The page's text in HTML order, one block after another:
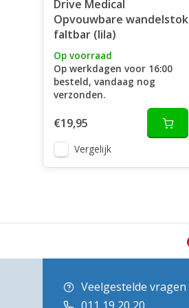
Drive Medical
Opvouwbare wandelstok
faltbar (lila)
Op voorraad
Op werkdagen voor 16:00
besteld, vandaag nog
verzonden.
€19,95
Vergelijk
Veelgestelde vragen